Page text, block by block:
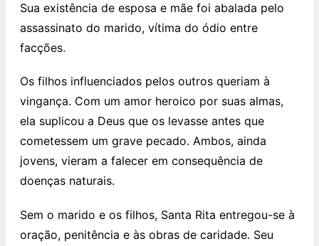
Sua existência de esposa e mãe foi abalada pelo
assassinato do marido, vítima do ódio entre
facções.
Os filhos influenciados pelos outros queriam à
vingança. Com um amor heroico por suas almas,
ela suplicou a Deus que os levasse antes que
cometessem um grave pecado. Ambos, ainda
jovens, vieram a falecer em consequência de
doenças naturais.
Sem o marido e os filhos, Santa Rita entregou-se à
oração, penitência e às obras de caridade. Seu